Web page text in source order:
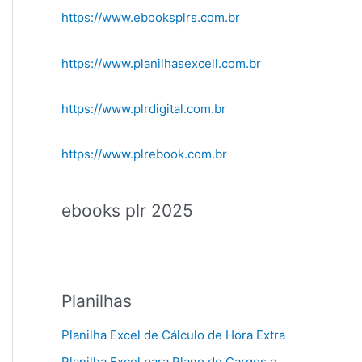
https://www.ebooksplrs.com.br
https://www.planilhasexcell.com.br
https://www.plrdigital.com.br
https://www.plrebook.com.br
ebooks plr 2025
Planilhas
Planilha Excel de Cálculo de Hora Extra